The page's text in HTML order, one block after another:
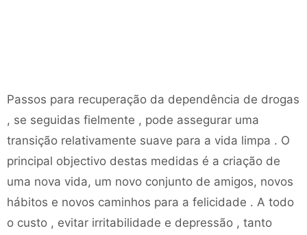
Passos para recuperação da dependência de drogas
, se seguidas fielmente , pode assegurar uma
transição relativamente suave para a vida limpa . O
principal objectivo destas medidas é a criação de
uma nova vida, um novo conjunto de amigos, novos
hábitos e novos caminhos para a felicidade . A todo
o custo , evitar irritabilidade e depressão , tanto